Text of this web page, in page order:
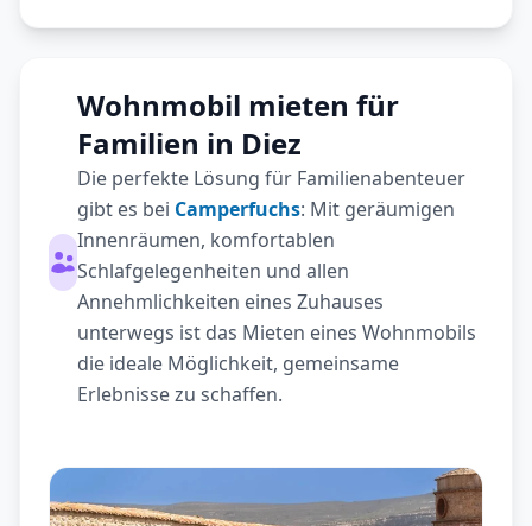
Wohnmobil mieten für
Familien in Diez
Die perfekte Lösung für Familienabenteuer
gibt es bei Camperfuchs: Mit geräumigen
Innenräumen, komfortablen
Schlafgelegenheiten und allen
Annehmlichkeiten eines Zuhauses
unterwegs ist das Mieten eines Wohnmobils
die ideale Möglichkeit, gemeinsame
Erlebnisse zu schaffen.